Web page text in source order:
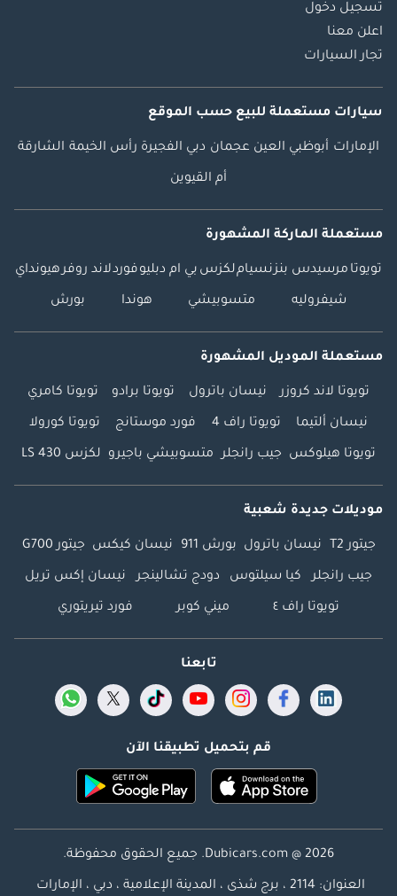
تسجيل دخول
اعلن معنا
تجار السيارات
سيارات مستعملة للبيع حسب الموقع
الإمارات أبوظبي العين عجمان دبي الفجيرة رأس الخيمة الشارقة
أم القيوين
مستعملة الماركة المشهورة
تويوتا مرسيدس بنزنسياملكزس بي ام دبليوفوردلاند روفرهيونداي
شيفروليه متسوبيشي هوندا بورش
مستعملة الموديل المشهورة
تويوتا لاند كروزر نيسان باترول تويوتا برادو تويوتا كامري
نيسان ألتيما تويوتا راف 4 فورد موستانج تويوتا كورولا
تويوتا هيلوكس جيب رانجلر متسوبيشي باجيرو لكزس LS 430
موديلات جديدة شعبية
جيتور T2 نيسان باترول بورش 911 نيسان كيكس جيتور G700
جيب رانجلر كيا سيلتوس دودج تشالينجر نيسان إكس تريل
تويوتا راف ٤ ميني كوبر فورد تيريتوري
تابعنا
قم بتحميل تطبيقنا الآن
Dubicars.com @ 2026. جميع الحقوق محفوظة.
العنوان: 2114 ، برج شذى ، المدينة الإعلامية ، دبي ، الإمارات